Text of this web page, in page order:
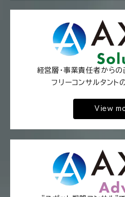
経営層・事業責任者から
フリーコンサルタント
View